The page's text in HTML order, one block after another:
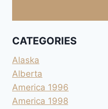
CATEGORIES
Alaska
Alberta
America 1996
America 1998